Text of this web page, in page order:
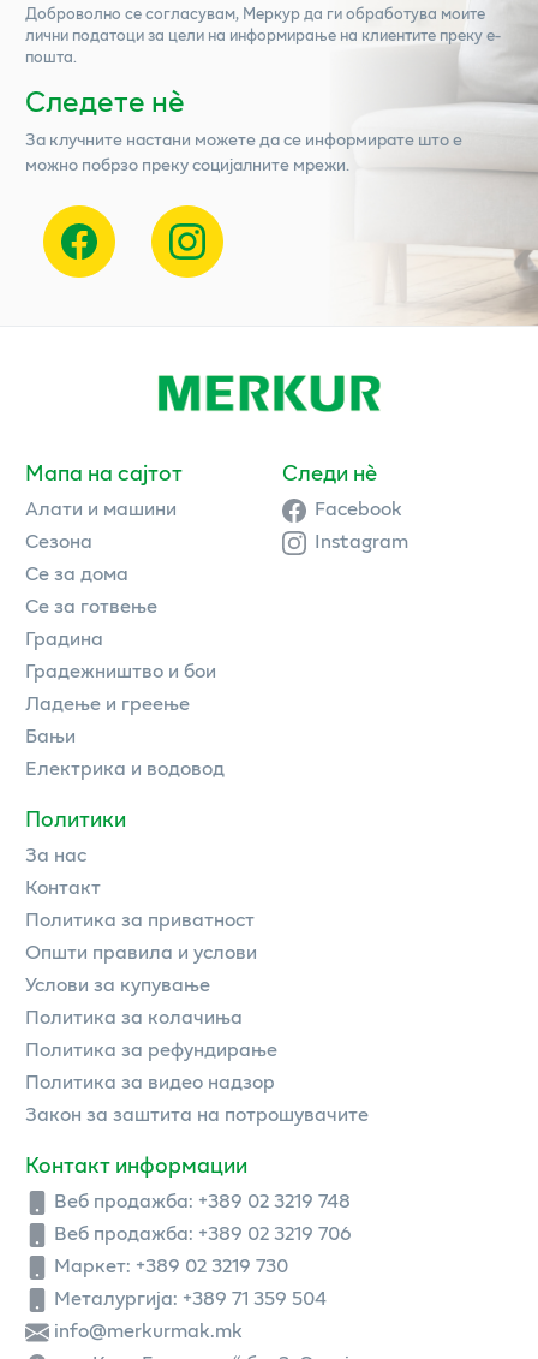
Доброволно се согласувам, Меркурда ги обработува моите
лични податоци за цели на информирање на клиентите преку е-
пошта.
Следете нѐ
За клучните настани можете да се информирате што е
можно побрзо преку социјалните мрежи.
Мапа на сајтот
Алати и машини
Сезона
Се за дома
Се за готвење
Градина
Градежништво и бои
Ладење и греење
Бањи
Електрика и водовод
Политики
За нас
Контакт
Политика за приватност
Општи правила и услови
Услови за купување
Политика за колачиња
Политика за рефундирање
Политика за видео надзор
Закон за заштита на потрошувачите
Контакт информации
Веб продажба: +389 02 3219 748
Веб продажба: +389 02 3219 706
Маркет: +389 02 3219 730
Металургија: +389 71 359 504
info@merkurmak.mk
Следи нè
Facebook
Instagram